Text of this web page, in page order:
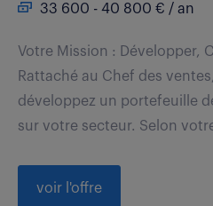
33 600 - 40 800 € / an
Votre Mission : Développer,
Rattaché au Chef des
développez un portefeuille
sur votre secteur. Selon
voir l'offre